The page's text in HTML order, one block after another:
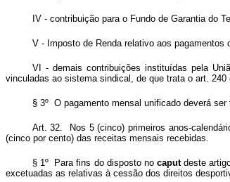
IV - contribuição para o Fundo de Garantia do
V - Imposto de Renda relativo aos
VI - demais contribuições instituídas pela
vinculadas ao sistema sindical, de que trata o art.
§ 3º O pagamento mensal unificado deverá
Art. 32. Nos 5 (cinco) primeiros anos-
(cinco por cento) das receitas mensais recebidas.
§ 1º Para fins do disposto nocaputdeste
excetuadas as relativas à cessão dos direitos